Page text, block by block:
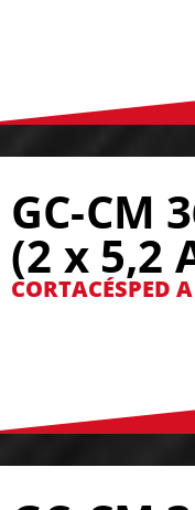
GC-CM
(2 x 5,2
CORTACÉSPED